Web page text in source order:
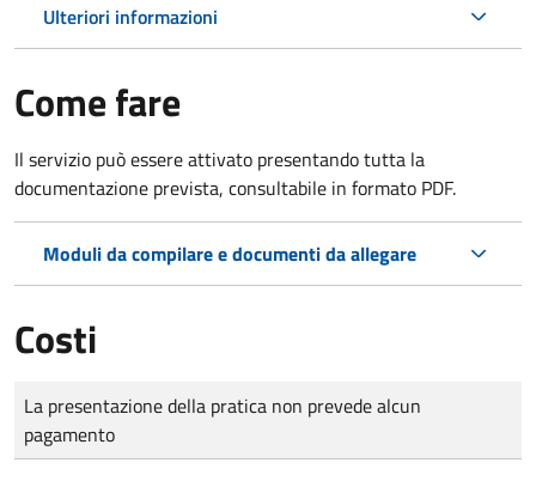
Ulteriori informazioni
Come fare
Il servizio può essere attivato presentando tutta la
documentazione prevista, consultabile in formato PDF.
Moduli da compilare e documenti da allegare
Costi
Tipo di pagamento
Importo
La presentazione della pratica non prevede alcun
pagamento